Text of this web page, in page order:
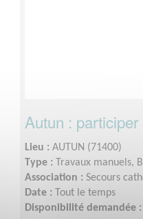
Autun :
Lieu : AUTUN (71400)
Type : Travaux manuels,
Association : Secours
Date : Tout le temps
Disponibilité demandée :